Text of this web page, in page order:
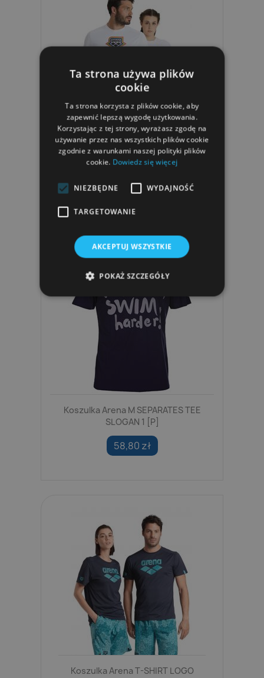
Koszulka Arena BLANK S/S TEE PRIDE
Koszulka Arena M SEPARATES TEE
SLOGAN 1 [P]
58,80 zł
Koszulka Arena T-SHIRT LOGO
Ta strona używa plików
cookie
Ta strona korzysta z plików cookie, aby
zapewnić lepszą wygodę użytkowania.
Korzystając z tej strony, wyrażasz zgodę na
używanie przez nas wszystkich plików cookie
zgodnie z warunkami naszej polityki plików
cookie. Dowiedz się więcej
NIEZBĘDNE WYDAJNOŚĆ
TARGETOWANIE
AKCEPTUJ WSZYSTKIE
POKAŻ SZCZEGÓŁY